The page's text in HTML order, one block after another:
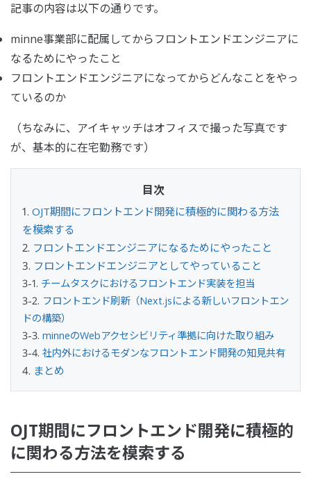
記事の内容は以下の通りです。
minne事業部に配属してからフロントエンドエンジニアに
なるためにやったこと
フロントエンドエンジニアになってからどんなことをやっ
ているのか
（ちなみに、アイキャッチはオフィスで撮った写真です
が、基本的に在宅勤務です）
OJT期間にフロントエンド開発に積極的に関わる方法
を模索する
フロントエンドエンジニアになるためにやったこと
フロントエンドエンジニアとしてやっていること
チームタスクにおけるフロントエンド実装を担当
フロントエンド刷新（Next.jsによる新しいフロントエン
ドの構築）
minneのWebアクセシビリティ準拠に向けた取り組み
社内外におけるモダンなフロントエンド開発の知見共有
まとめ
OJT期間にフロントエンド開発に積極的
に関わる方法を模索する